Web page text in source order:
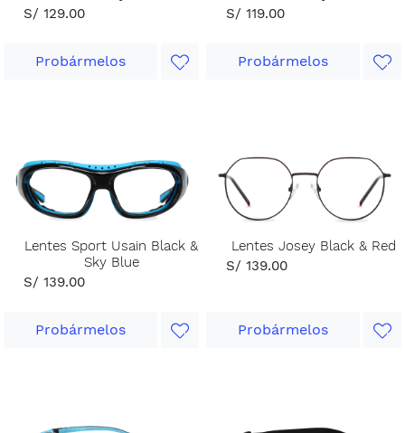
S/ 129.00
Probármelos
S/ 119.00
Probármelos
Lentes Sport Usain Black &
Sky Blue
S/ 139.00
Probármelos
Lentes Josey Black & Red
S/ 139.00
Probármelos